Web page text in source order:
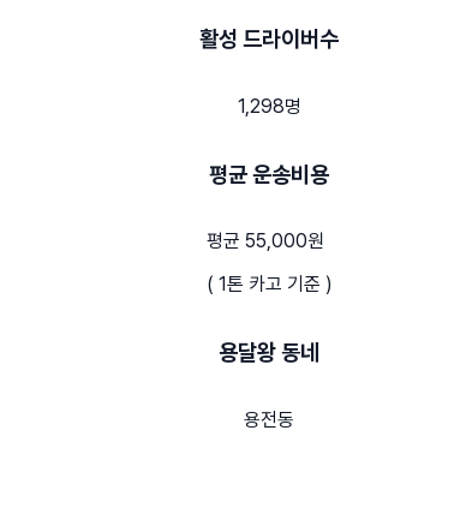
활성 드라이버수
1,298명
평균 운송비용
평균 55,000원
( 1톤 카고 기준 )
용달왕 동네
용전동